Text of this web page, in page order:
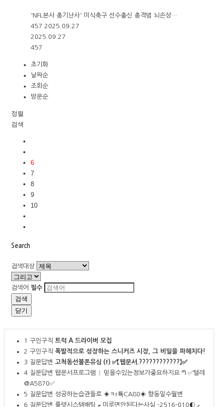
'NFL본사 총기난사' 미식축구 선수출신 총격범 뇌손상…
457 2025.09.27
2025.09.27
457
초기화
날짜순
조회순
방문순
정렬
검색
6
7
8
9
10
Search
검색대상
검색어 필수
검색
닫기
1 구인구직 트럭 A 드라이버 모집
2 구인구직 폭발적으로 성장하는 스니커즈 시장, 그 비밀을 파헤치다!
3 질문답변 고척동선불폰유심 ⒡ ✅【웹문서.????????????】✅
4 질문답변 웹문서프로그램 ᛁ 믿을수있는정보가중요하지요 ᘉ ✅텔레
@A5870✅
5 질문답변 성공하는습관들로 ◈ㅋr툑CA80◈ 향동일수월변
6 질문답변 룰렛시스템배팅 ބ 미루면안된다는사실 ޅ ◐010-2516-